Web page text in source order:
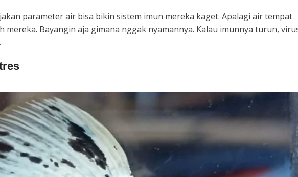
parameter air bisa bikin sistem imun mereka kaget. Apalagi air tempat
Bayangin aja gimana nggak nyamannya. Kalau imunnya turun,